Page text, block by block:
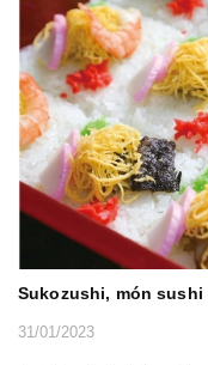
Sukozushi, món
31/01/2023